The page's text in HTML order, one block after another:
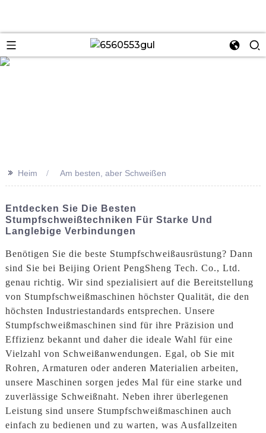
>> Heim Am besten, aber Schweißen
Entdecken Sie Die Besten
Stumpfschweißtechniken Für Starke Und
Langlebige Verbindungen
Benötigen Sie die beste Stumpfschweißausrüstung? Dann
sind Sie bei Beijing Orient PengSheng Tech. Co., Ltd.
genau richtig. Wir sind spezialisiert auf die Bereitstellung
von Stumpfschweißmaschinen höchster Qualität, die den
höchsten Industriestandards entsprechen. Unsere
Stumpfschweißmaschinen sind für ihre Präzision und
Effizienz bekannt und daher die ideale Wahl für eine
Vielzahl von Schweißanwendungen. Egal, ob Sie mit
Rohren, Armaturen oder anderen Materialien arbeiten,
unsere Maschinen sorgen jedes Mal für eine starke und
zuverlässige Schweißnaht. Neben ihrer überlegenen
Leistung sind unsere Stumpfschweißmaschinen auch
einfach zu bedienen und zu warten, was Ausfallzeiten